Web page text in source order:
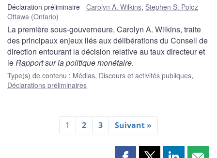
Déclaration préliminaire Carolyn A. Wilkins, Stephen S. Poloz
Ottawa (Ontario)
La première sous-gouverneure, Carolyn A. Wilkins, traite
des principaux enjeux liés aux délibérations du Conseil de
direction entourant la décision relative au taux directeur et
leRapport sur la politique monétaire.
Type(s) de contenu : Médias, Discours et activités publiques,
Déclarations préliminaires
1 2 3 Suivant »